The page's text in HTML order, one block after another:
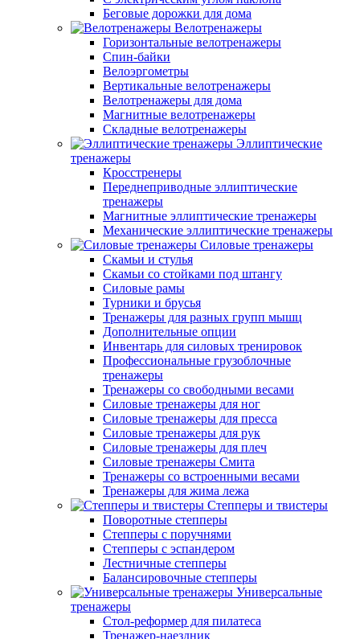
Беговые дорожки для дома
Велотренажеры
Горизонтальные велотренажеры
Спин-байки
Велоэргометры
Вертикальные велотренажеры
Велотренажеры для дома
Магнитные велотренажеры
Складные велотренажеры
Эллиптические
тренажеры
Кросстренеры
Переднеприводные эллиптические
тренажеры
Магнитные эллиптические тренажеры
Механические эллиптические тренажеры
Силовые тренажеры
Скамьи и стулья
Скамьи со стойками под штангу
Силовые рамы
Турники и брусья
Тренажеры для разных групп мышц
Дополнительные опции
Инвентарь для силовых тренировок
Профессиональные грузоблочные
тренажеры
Тренажеры со свободными весами
Силовые тренажеры для ног
Силовые тренажеры для пресса
Силовые тренажеры для рук
Силовые тренажеры для плеч
Силовые тренажеры Смита
Тренажеры со встроенными весами
Тренажеры для жима лежа
Степперы и твистеры
Поворотные степперы
Степперы с поручнями
Степперы с эспандером
Лестничные степперы
Балансировочные степперы
Универсальные
тренажеры
Стол-реформер для пилатеса
Тренажер-наездник